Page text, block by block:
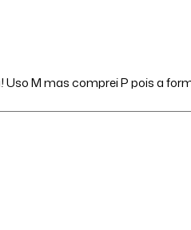
Uso M mas comprei P pois a